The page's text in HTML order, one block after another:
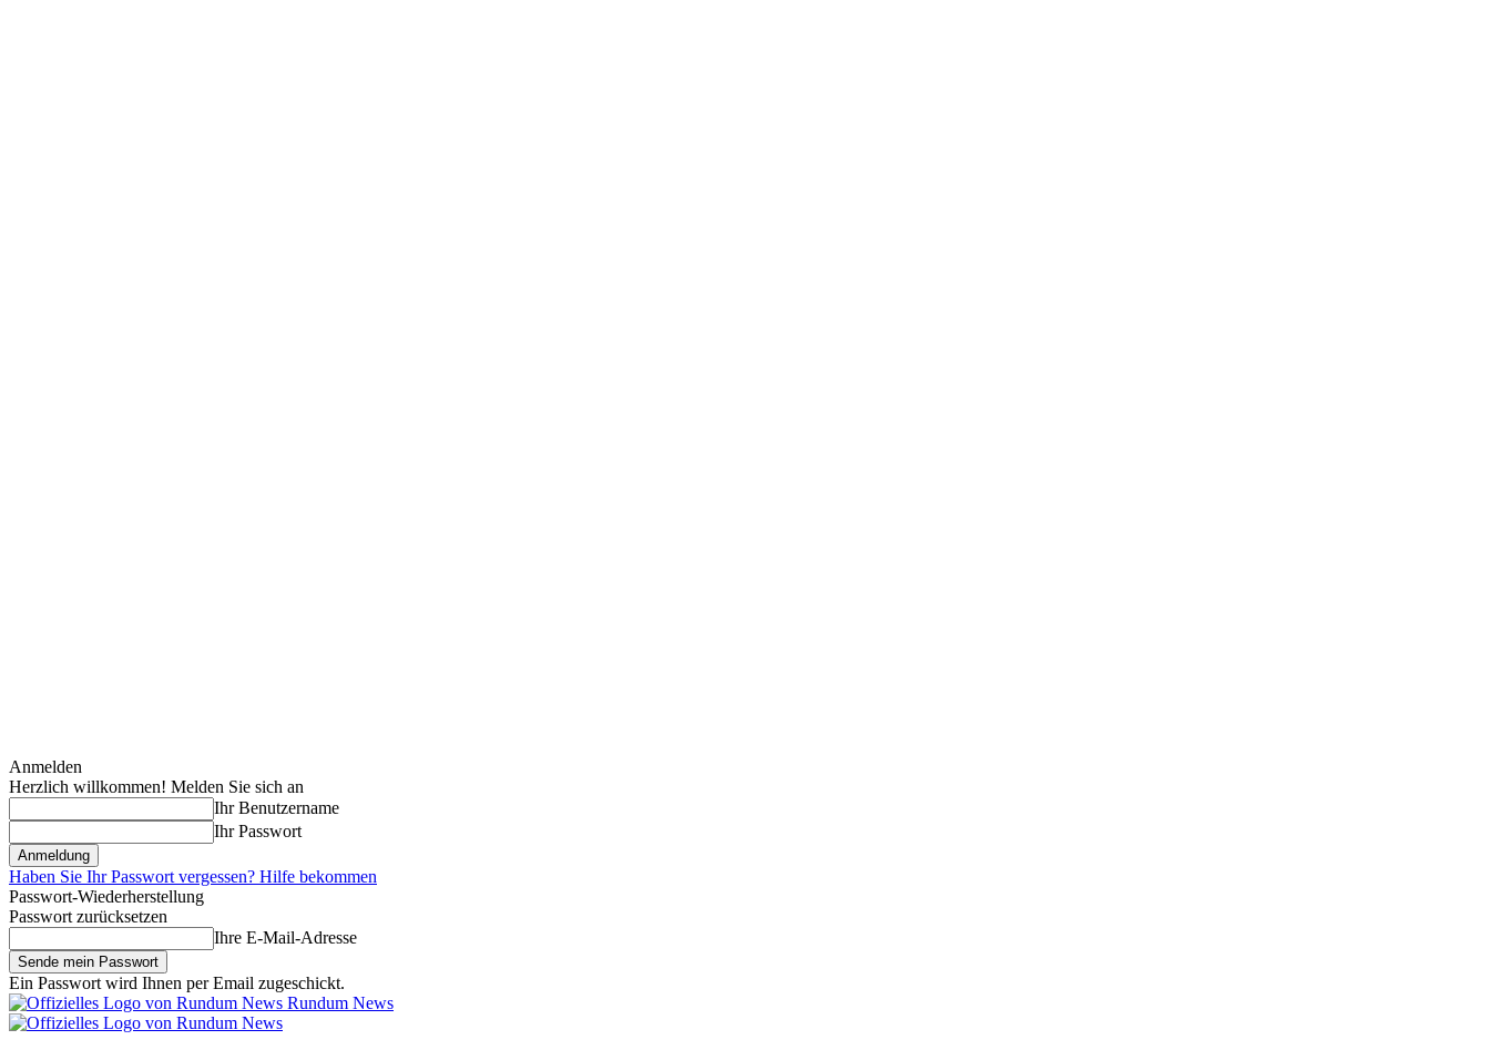
Anmelden
Herzlich willkommen! Melden Sie sich an
Ihr Benutzername
Ihr Passwort
Haben Sie Ihr Passwort vergessen? Hilfe bekommen
Passwort-Wiederherstellung
Passwort zurücksetzen
Ihre E-Mail-Adresse
Ein Passwort wird Ihnen per Email zugeschickt.
Rundum News